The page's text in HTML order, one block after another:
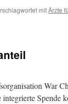
mitÄrzte
War
Spende